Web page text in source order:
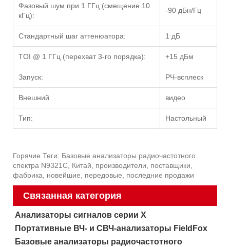
Фазовый шум при 1 ГГц (смещение 10
кГц):
-90 дБн/Гц
Стандартный шаг аттенюатора: 1 дБ
TOI @ 1 ГГц (перехват 3-го порядка): +15 дБм
Запуск: РЧ-всплеск
Внешний видео
Тип: Настольный
Горячие Теги: Базовые анализаторы радиочастотного
спектра N9321C, Китай, производители, поставщики,
фабрика, новейшие, передовые, последние продажи
Связанная категория
Анализаторы сигналов серии X
Портативные ВЧ- и СВЧ-анализаторы FieldFox
Базовые анализаторы радиочастотного